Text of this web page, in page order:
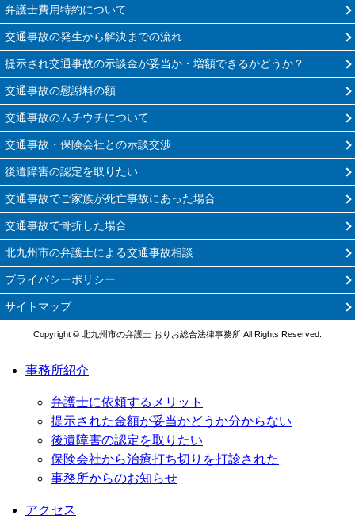
弁護士費用特約について
交通事故の発生から解決までの流れ
提示され交通事故の示談金が妥当か・増額できるかどうか？
交通事故の慰謝料の額
交通事故のムチウチについて
交通事故・保険会社との示談交渉
後遺障害の認定を取りたい
交通事故でご家族が死亡事故にあった場合
交通事故で骨折した場合
北九州市の弁護士による交通事故相談
プライバシーポリシー
サイトマップ
Copyright © 北九州市の弁護士 おりお総合法律事務所 All Rights Reserved.
事務所紹介
弁護士に依頼するメリット
提示された金額が妥当かどうか分からない
後遺障害の認定を取りたい
保険会社から治療打ち切りを打診された
事務所からのお知らせ
アクセス